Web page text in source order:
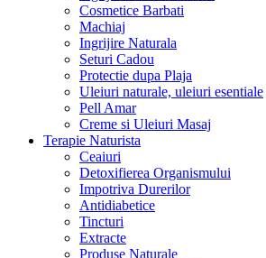
Cosmetice Barbati
Machiaj
Ingrijire Naturala
Seturi Cadou
Protectie dupa Plaja
Uleiuri naturale, uleiuri esentiale
Pell Amar
Creme si Uleiuri Masaj
Terapie Naturista
Ceaiuri
Detoxifierea Organismului
Impotriva Durerilor
Antidiabetice
Tincturi
Extracte
Produse Naturale